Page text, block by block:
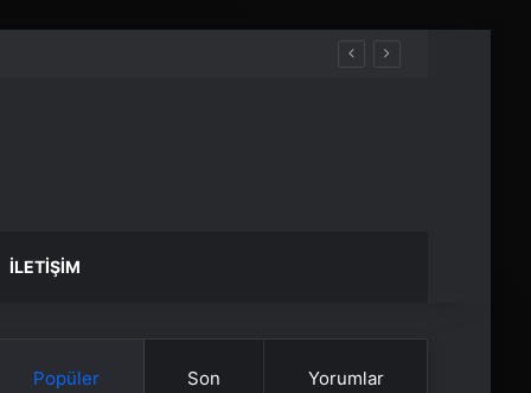
İLETIŞIM
Popüler Son Yorumlar